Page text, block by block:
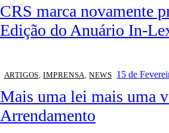
CRS marca novamente
Edição do Anuário In-
ARTIGOS IMPRENSA NEWS 15 de
Mais uma lei mais uma
Arrendamento